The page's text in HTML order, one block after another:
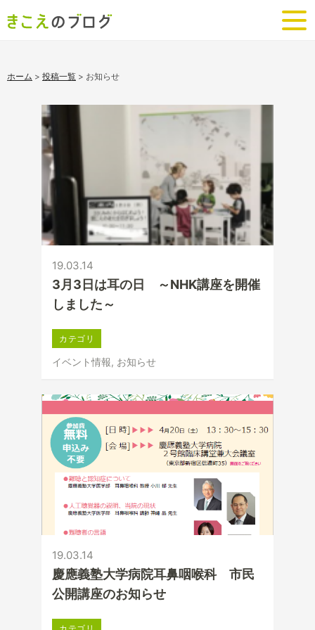
ホーム > 投稿一覧 > お知らせ
19.03.14
3月3日は耳の日 ～NHK講座を開催
しました～
カテゴリ
イベント情報, お知らせ
19.03.14
慶應義塾大学病院耳鼻咽喉科 市民
公開講座のお知らせ